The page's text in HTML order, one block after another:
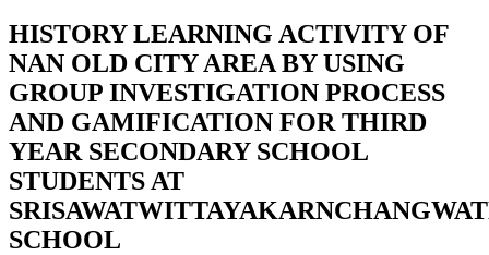
HISTORY LEARNING ACTIVITY OF
NAN OLD CITY AREA BY USING
GROUP INVESTIGATION PROCESS
AND GAMIFICATION FOR THIRD
YEAR SECONDARY SCHOOL
STUDENTS AT
SCHOOL